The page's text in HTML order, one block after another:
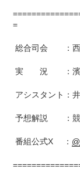
=
総合司会 ：西
実 況 ：濱野
アシスタント：
予想解説 ：競
番組公式X ：